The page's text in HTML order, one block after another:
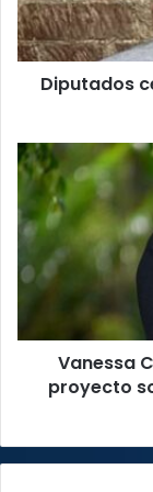
juventud
Diputados
Vanessa
Castro:
“Debemos
avanzar
en
el
proyecto
socialcristiano
para
trabajador
Vanessa
proyecto